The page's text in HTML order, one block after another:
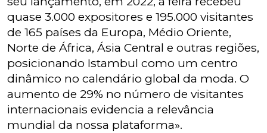
quase 3.000 expositores e 195.000 visitantes
de 165 países da Europa, Médio Oriente,
Norte de África, Ásia Central e outras regiões,
posicionando Istambul como um centro
dinâmico no calendário global da moda. O
aumento de 29% no número de visitantes
internacionais evidencia a relevância
mundial da nossa plataforma».